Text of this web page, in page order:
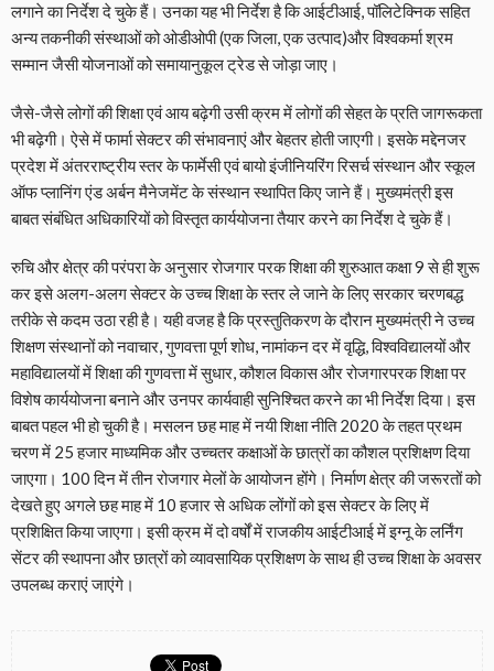
लगाने का निर्देश दे चुके हैं। उनका यह भी निर्देश है कि आईटीआई, पॉलिटेक्निक सहित
अन्य तकनीकी संस्थाओं को ओडीओपी (एक जिला, एक उत्पाद)और विश्वकर्मा श्रम
सम्मान जैसी योजनाओं को समायानुकूल ट्रेड से जोड़ा जाए।
जैसे-जैसे लोगों की शिक्षा एवं आय बढ़ेगी उसी क्रम में लोगों की सेहत के प्रति जागरूकता
भी बढ़ेगी। ऐसे में फार्मा सेक्टर की संभावनाएं और बेहतर होती जाएगी। इसके मद्देनजर
प्रदेश में अंतरराष्ट्रीय स्तर के फार्मेसी एवं बायो इंजीनियरिंग रिसर्च संस्थान और स्कूल
ऑफ प्लानिंग एंड अर्बन मैनेजमेंट के संस्थान स्थापित किए जाने हैं। मुख्यमंत्री इस
बाबत संबंधित अधिकारियों को विस्तृत कार्ययोजना तैयार करने का निर्देश दे चुके हैं।
रुचि और क्षेत्र की परंपरा के अनुसार रोजगार परक शिक्षा की शुरुआत कक्षा 9 से ही शुरू
कर इसे अलग-अलग सेक्टर के उच्च शिक्षा के स्तर ले जाने के लिए सरकार चरणबद्ध
तरीके से कदम उठा रही है। यही वजह है कि प्रस्तुतिकरण के दौरान मुख्यमंत्री ने उच्च
शिक्षण संस्थानों को नवाचार, गुणवत्ता पूर्ण शोध, नामांकन दर में वृद्धि, विश्वविद्यालयों और
महाविद्यालयों में शिक्षा की गुणवत्ता में सुधार, कौशल विकास और रोजगारपरक शिक्षा पर
विशेष कार्ययोजना बनाने और उनपर कार्यवाही सुनिश्चित करने का भी निर्देश दिया। इस
बाबत पहल भी हो चुकी है। मसलन छह माह में नयी शिक्षा नीति 2020 के तहत प्रथम
चरण में 25 हजार माध्यमिक और उच्चतर कक्षाओं के छात्रों का कौशल प्रशिक्षण दिया
जाएगा। 100 दिन में तीन रोजगार मेलों के आयोजन होंगे। निर्माण क्षेत्र की जरूरतों को
देखते हुए अगले छह माह में 10 हजार से अधिक लोंगों को इस सेक्टर के लिए में
प्रशिक्षित किया जाएगा। इसी क्रम में दो वर्षों में राजकीय आईटीआई में इग्नू के लर्निंग
सेंटर की स्थापना और छात्रों को व्यावसायिक प्रशिक्षण के साथ ही उच्च शिक्षा के अवसर
उपलब्ध कराएं जाएंगे।